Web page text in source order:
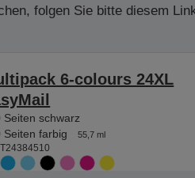
folgen Sie bitte diesem
6-colours 24XL
Seiten schwarz
Seiten farbig
55,7 ml